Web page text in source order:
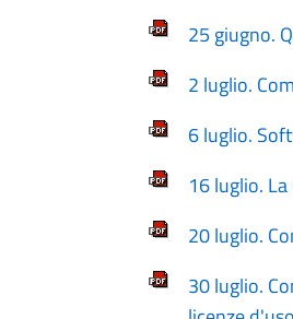
25 giugno.
2 luglio.
6 luglio.
16 luglio.
20 luglio.
30 luglio.